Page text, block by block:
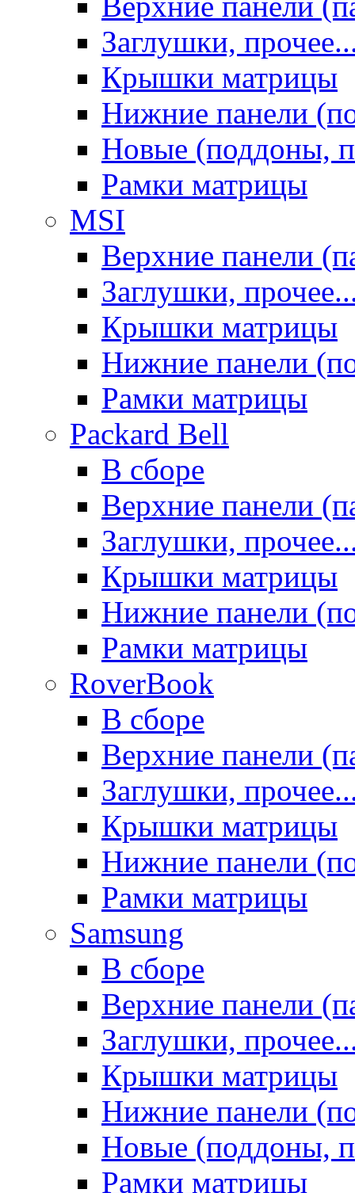
Заглушки,
Крышки матрицы
Нижние панели
Новые (поддоны,
Рамки матрицы
MSI
Верхние панели
Заглушки,
Крышки матрицы
Нижние панели
Рамки матрицы
Packard Bell
В сборе
Верхние панели
Заглушки,
Крышки матрицы
Нижние панели
Рамки матрицы
RoverBook
В сборе
Верхние панели
Заглушки,
Крышки матрицы
Нижние панели
Рамки матрицы
Samsung
В сборе
Верхние панели
Заглушки,
Крышки матрицы
Нижние панели
Новые (поддоны,
Рамки матрицы